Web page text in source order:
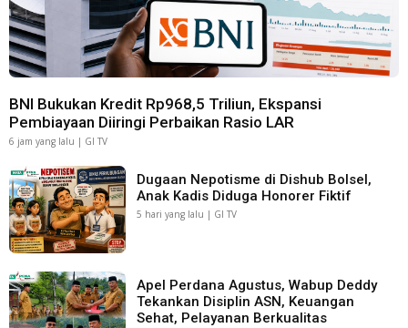
BNI Bukukan Kredit Rp968,5 Triliun, Ekspansi
Pembiayaan Diiringi Perbaikan Rasio LAR
6 jam yang lalu | GI TV
Dugaan Nepotisme di Dishub Bolsel,
Anak Kadis Diduga Honorer Fiktif
5 hari yang lalu | GI TV
Apel Perdana Agustus, Wabup Deddy
Tekankan Disiplin ASN, Keuangan
Sehat, Pelayanan Berkualitas